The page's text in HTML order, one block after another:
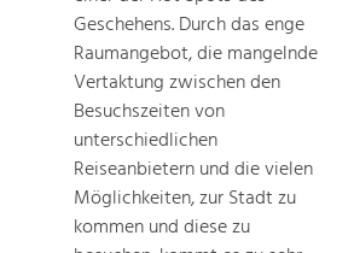
Geschehens. Durch das enge
Raumangebot, die mangelnde
Vertaktung zwischen den
Besuchszeiten von
unterschiedlichen
Reiseanbietern und die vielen
Möglichkeiten, zur Stadt zu
kommen und diese zu